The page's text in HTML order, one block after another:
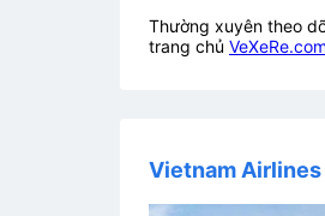
Thường xuyên theo
trang chủ VeXeRe.com
Vietnam Airlines